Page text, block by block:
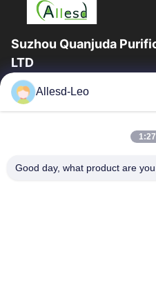
Suzhou Quanjuda
LTD
a experiência 16years, como
principais de ESD & produtos
Casa
Allesd-Leo
Good day, what product are